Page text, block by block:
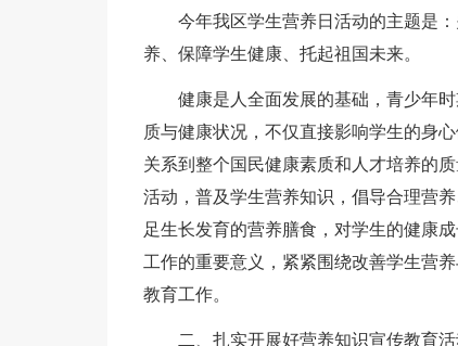
今年我区学生营养日活动的主题是
养、保障学生健康、托起祖国未来。
健康是人全面发展的基础，青少年
质与健康状况，不仅直接影响学生的身
关系到整个国民健康素质和人才培养的
活动，普及学生营养知识，倡导合理营
足生长发育的营养膳食，对学生的健康
工作的重要意义，紧紧围绕改善学生营
教育工作。
二、扎实开展好营养知识宣传教育活